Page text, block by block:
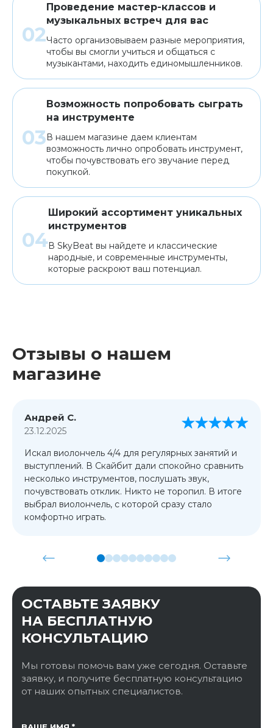
Проведение мастер-классов и
музыкальных встреч для вас
Часто организовываем разные мероприятия,
чтобы вы смогли учиться и общаться с
музыкантами, находить единомышленников.
Возможность попробовать сыграть
на инструменте
В нашем магазине даем клиентам
возможность лично опробовать инструмент,
чтобы почувствовать его звучание перед
покупкой.
Широкий ассортимент уникальных
инструментов
В SkyBeat вы найдете и классические
народные, и современные инструменты,
которые раскроют ваш потенциал.
Отзывы о нашем
магазине
Андрей С.
23.12.2025
Искал виолончель 4/4 для регулярных занятий и
выступлений. В Скайбит дали спокойно сравнить
несколько инструментов, послушать звук,
почувствовать отклик. Никто не торопил. В итоге
выбрал виолончель, с которой сразу стало
комфортно играть.
ОСТАВЬТЕ ЗАЯВКУ
НА БЕСПЛАТНУЮ
КОНСУЛЬТАЦИЮ
Мы готовы помочь вам уже сегодня. Оставьте
заявку, и получите бесплатную консультацию
от наших опытных специалистов.